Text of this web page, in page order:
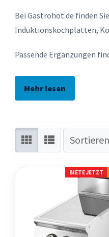
Bei Gastrohot.de finden
Induktionskochplatten,
Passende Ergänzungen
Mehr lesen
BIETE JETZT